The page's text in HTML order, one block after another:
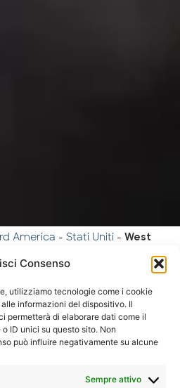
Consenso
utilizziamo tecnologie come i cookie
informazioni del dispositivo. Il
permetterà di elaborare dati come il
ID unici su questo sito. Non
può influire negativamente su alcune
Sempre attivo
America »Stati Uniti »West
Tour
classico
Massimo
50
partecipanti
Sistemazioni